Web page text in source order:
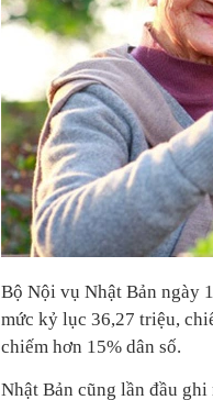
Bộ Nội vụ Nhật Bản ngày
mức kỷ lục 36,27 triệu,
chiếm hơn 15% dân số.
Nhật Bản cũng lần đầu